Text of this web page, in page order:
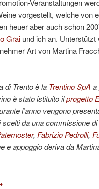
Veranstaltungen
vorgestellt, welche
heuer aber auch schon
Grai und ich an.
Art von Martina
di Trento è la Trentino SpA a
è stato istituito ilprogetto
l’anno vengono
da una commissione
, Fabrizio Pedrolli,
e appoggio deriva da